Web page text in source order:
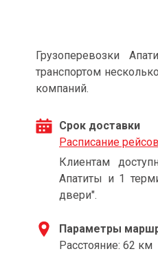
Грузоперевозки
транспортом
компаний.
Срок доставки
Расписание
Клиентам
Апатиты и 1
двери".
Параметры
Расстояние: 62 км